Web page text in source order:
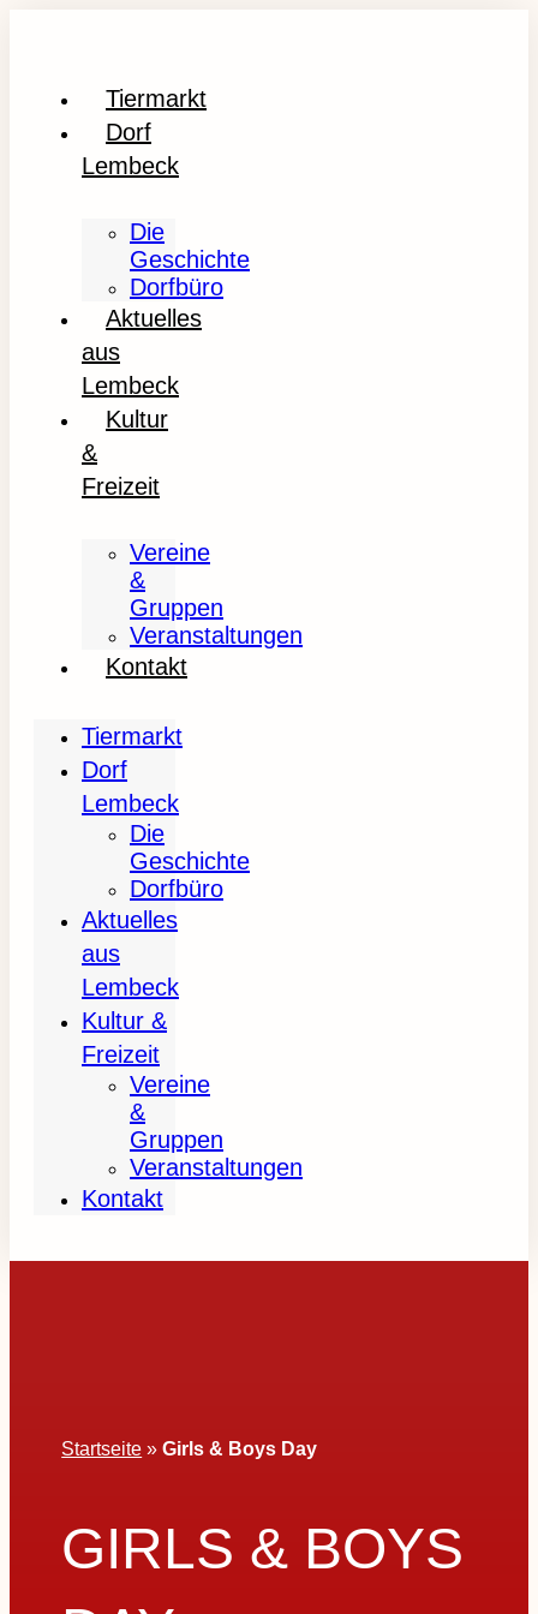
Tiermarkt
Dorf
Lembeck
Die
Geschichte
Dorfbüro
Aktuelles
aus
Lembeck
Kultur
&
Freizeit
Vereine
&
Gruppen
Veranstaltungen
Kontakt
Tiermarkt
Dorf
Lembeck
Die
Geschichte
Dorfbüro
Aktuelles
aus
Lembeck
Kultur &
Freizeit
Vereine
&
Gruppen
Veranstaltungen
Kontakt
Startseite »Girls & Boys Day
GIRLS & BOYS